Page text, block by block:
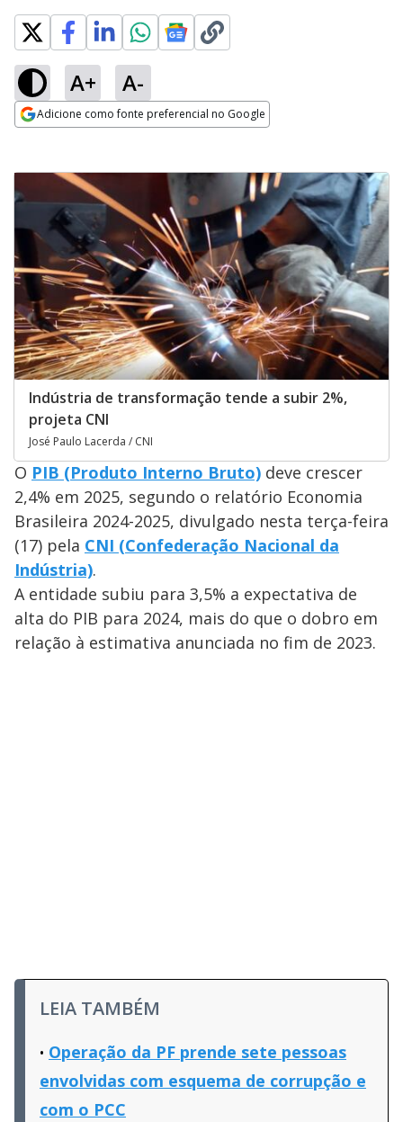
A+ A-
Adicione como fonte preferencial no Google
Indústria de transformação tende a subir 2%,
projeta CNI
José Paulo Lacerda / CNI
O PIB (Produto Interno Bruto) deve crescer
2,4% em 2025, segundo o relatório Economia
Brasileira 2024-2025, divulgado nesta terça-feira
(17) pela CNI (Confederação Nacional da
Indústria).
A entidade subiu para 3,5% a expectativa de
alta do PIB para 2024, mais do que o dobro em
relação à estimativa anunciada no fim de 2023.
LEIA TAMBÉM
Operação da PF prende sete pessoas
envolvidas com esquema de corrupção e
com o PCC